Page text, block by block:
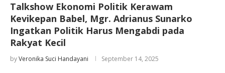
Talkshow Ekonomi Politik Kerawam
Kevikepan Babel, Mgr. Adrianus Sunarko
Ingatkan Politik Harus Mengabdi pada
Rakyat Kecil
byVeronika Suci Handayani September 14, 2025